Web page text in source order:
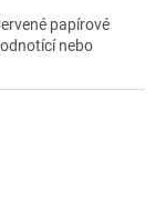
papírové
nebo